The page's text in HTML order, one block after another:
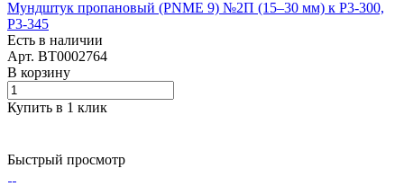
Мундштук пропановый (PNME 9) №2П (15–30 мм) к Р3-300,
Р3-345
Есть в наличии
Арт. BT0002764
В корзину
Купить в 1 клик
Быстрый просмотр